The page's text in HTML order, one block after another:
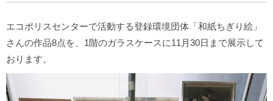
エコポリスセンターで活動する登録環境団体「和紙ちぎり絵」
さんの作品8点を、1階のガラスケースに11月30日まで展示して
おります。